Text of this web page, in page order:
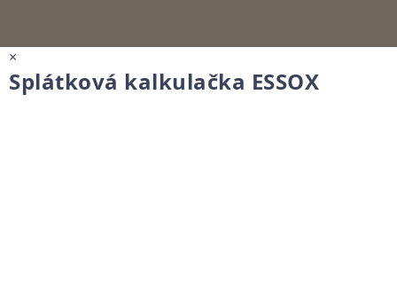
×
Splátková kalkulačka ESSOX